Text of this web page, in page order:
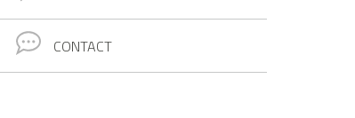
CONTACT